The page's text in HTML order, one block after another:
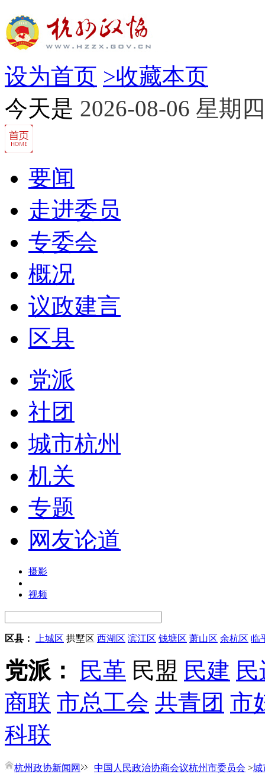
设为首页 >收藏本页
今天是 2026-08-06 星期四
要闻
走进委员
专委会
概况
议政建言
区县
党派
社团
城市杭州
机关
专题
网友论道
摄影
视频
区县： 上城区 拱墅区 西湖区 滨江区 钱塘区 萧山区 余杭区 临
党派： 民革 民盟 民建
商联 市总工会 共青团 市
科联
杭州政协新闻网 中国人民政治协商会议杭州市委员会 >城